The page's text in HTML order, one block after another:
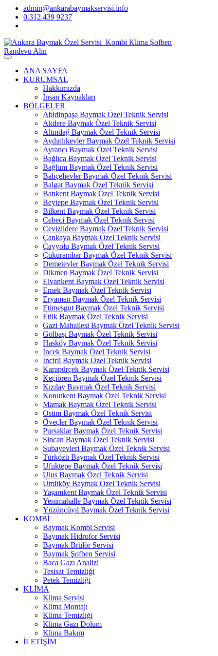
admin@ankarabaymakservisi.info
0.312.439 9237
Randevu Alın
ANA SAYFA
KURUMSAL
Hakkımızda
İnsan Kaynakları
BÖLGELER
Abidinpaşa Baymak Özel Teknik Servisi
Akdere Baymak Özel Teknik Servisi
Altındağ Baymak Özel Teknik Servisi
Aydınlıkevler Baymak Özel Teknik Servisi
Ayrancı Baymak Özel Teknik Servisi
Bağlıca Baymak Özel Teknik Servisi
Bağlum Baymak Özel Teknik Servisi
Bahçelievler Baymak Özel Teknik Servisi
Balgat Baymak Özel Teknik Servisi
Batıkent Baymak Özel Teknik Servisi
Beytepe Baymak Özel Teknik Servisi
Bilkent Baymak Özel Teknik Servisi
Cebeci Baymak Özel Teknik Servisi
Cevizlidere Baymak Özel Teknik Servisi
Çankaya Baymak Özel Teknik Servisi
Çayyolu Baymak Özel Teknik Servisi
Çukurambar Baymak Özel Teknik Servisi
Demetevler Baymak Özel Teknik Servisi
Dikmen Baymak Özel Teknik Servisi
Elvankent Baymak Özel Teknik Servisi
Emek Baymak Özel Teknik Servisi
Eryaman Baymak Özel Teknik Servisi
Etimesgut Baymak Özel Teknik Servisi
Etlik Baymak Özel Teknik Servisi
Gazi Mahallesi Baymak Özel Teknik Servisi
Gölbaşı Baymak Özel Teknik Servisi
Hasköy Baymak Özel Teknik Servisi
İncek Baymak Özel Teknik Servisi
İncirli Baymak Özel Teknik Servisi
Karapürçek Baymak Özel Teknik Servisi
Keçiören Baymak Özel Teknik Servisi
Kızılay Baymak Özel Teknik Servisi
Konutkent Baymak Özel Teknik Servisi
Mamak Baymak Özel Teknik Servisi
Ostim Baymak Özel Teknik Servisi
Öveçler Baymak Özel Teknik Servisi
Pursaklar Baymak Özel Teknik Servisi
Sincan Baymak Özel Teknik Servisi
Subayevleri Baymak Özel Teknik Servisi
Türközü Baymak Özel Teknik Servisi
Ufuktepe Baymak Özel Teknik Servisi
Ulus Baymak Özel Teknik Servisi
Ümitköy Baymak Özel Teknik Servisi
Yaşamkent Baymak Özel Teknik Servisi
Yenimahalle Baymak Özel Teknik Servisi
Yüzüncüyıl Baymak Özel Teknik Servisi
KOMBİ
Baymak Kombi Servisi
Baymak Hidrofor Servisi
Baymak Brülör Servisi
Baymak Şofben Servisi
Baca Gazı Analizi
Tesisat Temizliği
Petek Temizliği
KLİMA
Klima Servisi
Klima Montajı
Klima Temizliği
Klima Gazı Dolum
Klima Bakım
İLETİŞİM